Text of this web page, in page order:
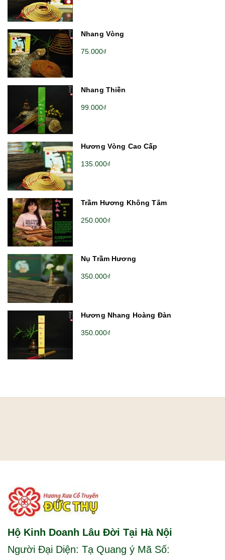
Nhang Vòng
75.000₫
Nhang Thiền
99.000₫
Hương Vòng Cao Cấp
135.000₫
Trầm Hương Không Tăm
250.000₫
Nụ Trầm Hương
350.000₫
Hương Nhang Hoàng Đàn
350.000₫
Hộ Kinh Doanh Lâu Đời Tại Hà Nội
Người Đại Diện: Tạ Quang ý Mã Số: